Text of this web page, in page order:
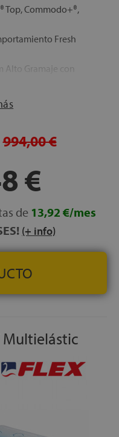
Top, Commodo+®,
Fresh
Gramaje con
Innovación
100
994,00 €
€
de 13,92 €/mes
(+ info)
Multielástic